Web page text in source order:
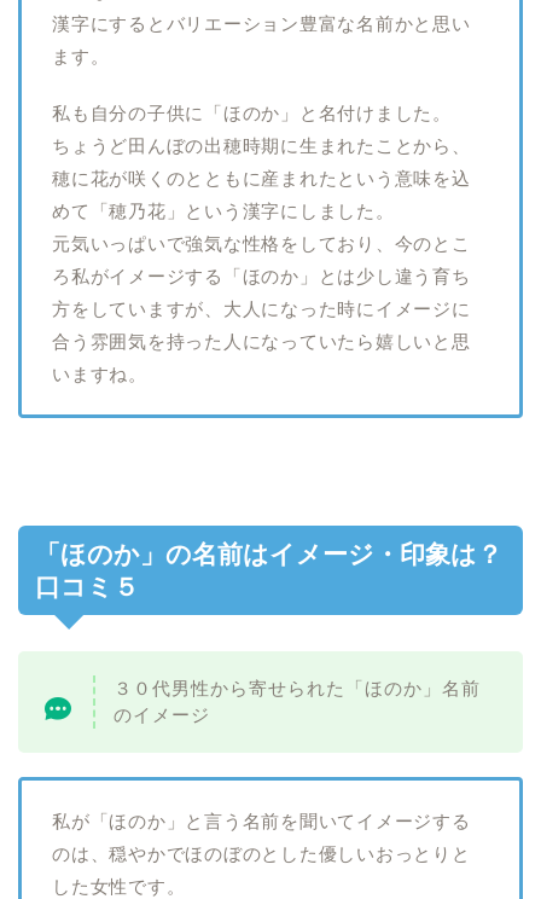
漢字にするとバリエーション豊富な名前かと思い
ます。
私も自分の子供に「ほのか」と名付けました。
ちょうど田んぼの出穂時期に生まれたことから、
穂に花が咲くのとともに産まれたという意味を込
めて「穂乃花」という漢字にしました。
元気いっぱいで強気な性格をしており、今のとこ
ろ私がイメージする「ほのか」とは少し違う育ち
方をしていますが、大人になった時にイメージに
合う雰囲気を持った人になっていたら嬉しいと思
いますね。
「ほのか」の名前はイメージ・印象は？
口コミ５
３０代男性から寄せられた「ほのか」名前
のイメージ
私が「ほのか」と言う名前を聞いてイメージする
のは、穏やかでほのぼのとした優しいおっとりと
した女性です。